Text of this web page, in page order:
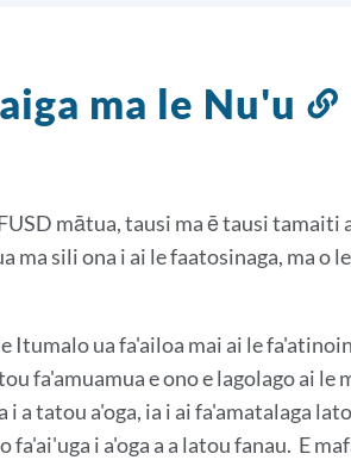
ma le Nu'u
mātua, tausi ma ē tausi tamaiti
ma sili ona i ai le faatosinaga, ma o
Itumalo ua fa'ailoa mai ai le
fa'amuamua e ono e lagolago ai
a tatou a'oga, ia i ai fa'amatalaga
fa'ai'uga i a'oga a a latou fanau. E